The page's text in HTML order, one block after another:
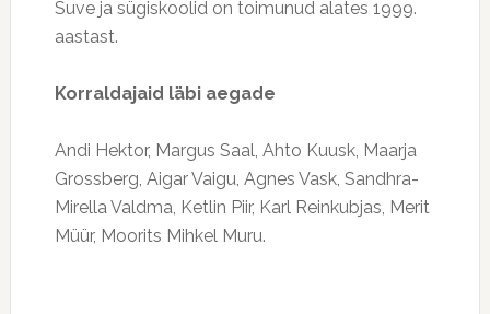
Suve ja sügiskoolid on toimunud alates 1999.
aastast.
Korraldajaid läbi aegade
Andi Hektor, Margus Saal, Ahto Kuusk, Maarja
Grossberg, Aigar Vaigu, Agnes Vask, Sandhra-
Mirella Valdma, Ketlin Piir, Karl Reinkubjas, Merit
Müür, Moorits Mihkel Muru.